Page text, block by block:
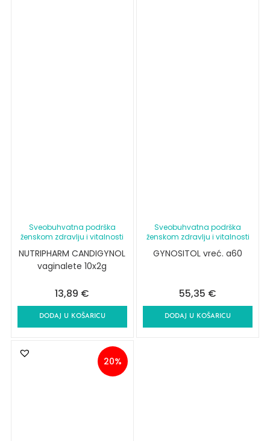
Sveobuhvatna podrška
ženskom zdravlju i vitalnosti
NUTRIPHARM CANDIGYNOL
vaginalete 10x2g
13,89 €
DODAJ U KOŠARICU
Sveobuhvatna podrška
ženskom zdravlju i vitalnosti
GYNOSITOL vreć. a60
55,35 €
DODAJ U KOŠARICU
20%